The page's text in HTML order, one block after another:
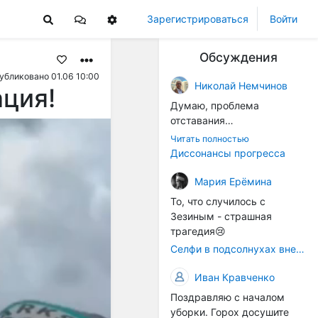
Зарегистрироваться Войти
01.06 10:00
Обсуждения
Николай Немчинов
Думаю, проблема
отставания
технологичности
оборудования в
окажется связана с
кадрами. Их надо будет
все больше, чтобы
затыкать
образовывающиеся
технологические дыры. И
это в рамках
существующих реалий для
людей принимающих
решения как раз хорошо,
Читать полностью
Диссонансы прогресса
Мария Ерёмина
То, что случилось с
Зезиным - страшная
трагедия😢
Селфи в подсолнухах вне закона: За проникновение на сельхозземли без разрешения хотят штрафовать
Иван Кравченко
Поздравляю с началом
уборки. Горох досушите